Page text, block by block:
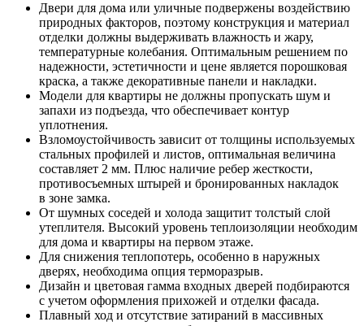
Двери для дома или уличные подвержены воздействию
природных факторов, поэтому конструкция и материал
отделки должны выдерживать влажность и жару,
температурные колебания. Оптимальным решением по
надежности, эстетичности и цене является порошковая
краска, а также декоративные панели и накладки.
Модели для квартиры не должны пропускать шум и
запахи из подъезда, что обеспечивает контур
уплотнения.
Взломоустойчивость зависит от толщины используемых
стальных профилей и листов, оптимальная величина
составляет 2 мм. Плюс наличие ребер жесткости,
противосъемных штырей и бронированных накладок
в зоне замка.
От шумных соседей и холода защитит толстый слой
утеплителя. Высокий уровень теплоизоляции необходим
для дома и квартиры на первом этаже.
Для снижения теплопотерь, особенно в наружных
дверях, необходима опция терморазрыв.
Дизайн и цветовая гамма входных дверей подбираются
с учетом оформления прихожей и отделки фасада.
Плавный ход и отсутствие затираний в массивных